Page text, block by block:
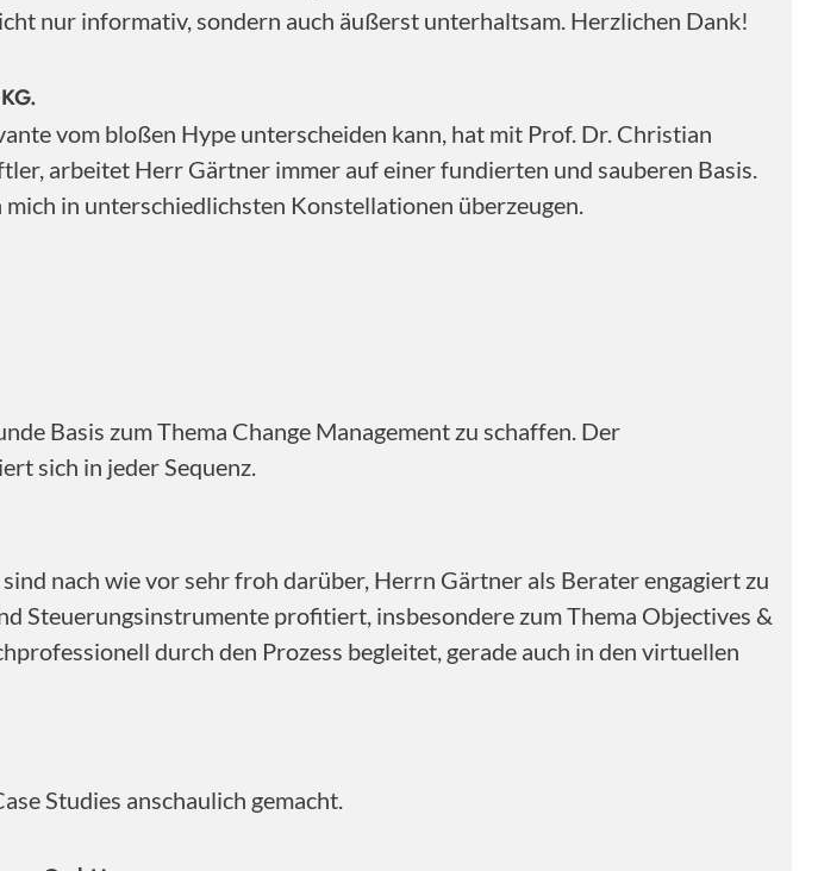
nur informativ, sondern auch äußerst unterhaltsam. Herzlichen Dank!
vom bloßen Hype unterscheiden kann, hat mit Prof. Dr. Christian
arbeitet Herr Gärtner immer auf einer fundierten und sauberen Basis.
in unterschiedlichsten Konstellationen überzeugen.
Basis zum Thema Change Management zu schaffen. Der
sich in jeder Sequenz.
nach wie vor sehr froh darüber, Herrn Gärtner als Berater engagiert zu
Steuerungsinstrumente profitiert, insbesondere zum Thema Objectives &
durch den Prozess begleitet, gerade auch in den virtuellen
Studies anschaulich gemacht.